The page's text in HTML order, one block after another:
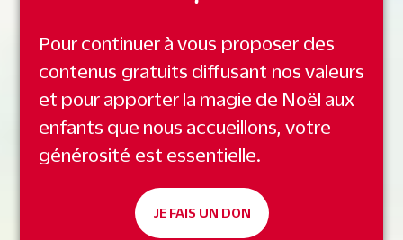
Pour continuer à vous proposer des
contenus gratuits diffusant nos valeurs
et pour apporter la magie de Noël aux
enfants que nous accueillons, votre
générosité est essentielle.
JE FAIS UN DON